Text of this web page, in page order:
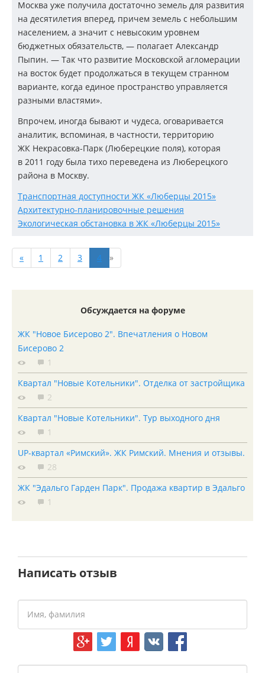
Москва уже получила достаточно земель для развития
на десятилетия вперед, причем земель с небольшим
населением, а значит с невысоким уровнем
бюджетных обязательств, — полагает Александр
Пыпин. — Так что развитие Московской агломерации
на восток будет продолжаться в текущем странном
варианте, когда единое пространство управляется
разными властями».
Впрочем, иногда бывают и чудеса, оговаривается
аналитик, вспоминая, в частности, территорию
ЖК Некрасовка-Парк (Люберецкие поля), которая
в 2011 году была тихо переведена из Люберецкого
района в Москву.
Транспортная доступности ЖК «Люберцы 2015»
Архитектурно-планировочные решения
Экологическая обстановка в ЖК «Люберцы 2015»
« 1 2 3 4 »
Обсуждается на форуме
ЖК "Новое Бисерово 2". Впечатления о Новом
Бисерово 2
1
Квартал "Новые Котельники". Отделка от застройщика
2
Квартал "Новые Котельники". Тур выходного дня
1
UP-квартал «Римский». ЖК Римский. Мнения и отзывы.
28
ЖК "Эдальго Гарден Парк". Продажа квартир в Эдальго
1
Написать отзыв